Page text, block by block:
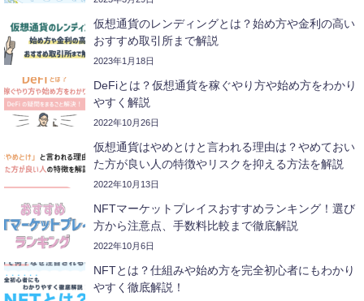
仮想通貨のレンディングとは？始め方や金利の高い
おすすめ取引所まで解説
2023年1月18日
DeFiとは？仮想通貨を稼ぐやり方や始め方をわかり
やすく解説
2022年10月26日
仮想通貨はやめとけと言われる理由は？やめておい
た方が良い人の特徴やリスクを抑える方法を解説
2022年10月13日
NFTマーケットプレイスおすすめランキング！選び
方から注意点、手数料比較まで徹底解説
2022年10月6日
NFTとは？仕組みや始め方を完全初心者にもわかり
やすく徹底解説！